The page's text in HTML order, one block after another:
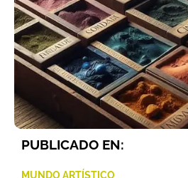
PUBLICADO EN:
MUNDO ARTÍSTICO